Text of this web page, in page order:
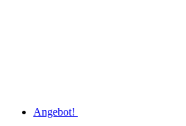
Angebot!